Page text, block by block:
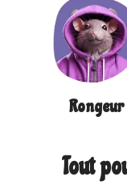
Rongeur
Tout